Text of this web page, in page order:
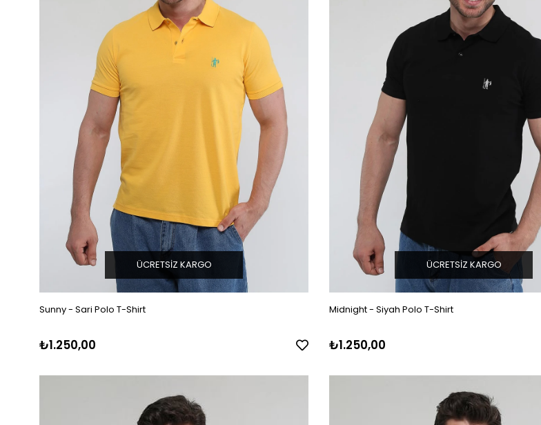
Sunny - Sari Polo T-Shirt
₺1.250,00
ÜCRETSIZ KARGO
Midnight - Siyah Polo T-Shirt
₺1.250,00
ÜCRETSIZ KARGO